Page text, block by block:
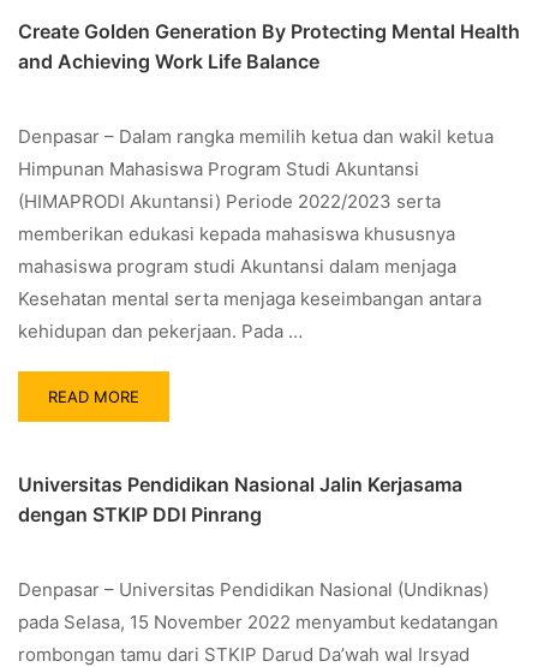
Create Golden Generation By Protecting Mental Health
and Achieving Work Life Balance
Denpasar – Dalam rangka memilih ketua dan wakil ketua
Himpunan Mahasiswa Program Studi Akuntansi
(HIMAPRODI Akuntansi) Periode 2022/2023 serta
memberikan edukasi kepada mahasiswa khususnya
mahasiswa program studi Akuntansi dalam menjaga
Kesehatan mental serta menjaga keseimbangan antara
kehidupan dan pekerjaan. Pada …
READ MORE
Universitas Pendidikan Nasional Jalin Kerjasama
dengan STKIP DDI Pinrang
Denpasar – Universitas Pendidikan Nasional (Undiknas)
pada Selasa, 15 November 2022 menyambut kedatangan
rombongan tamu dari STKIP Darud Da’wah wal Irsyad